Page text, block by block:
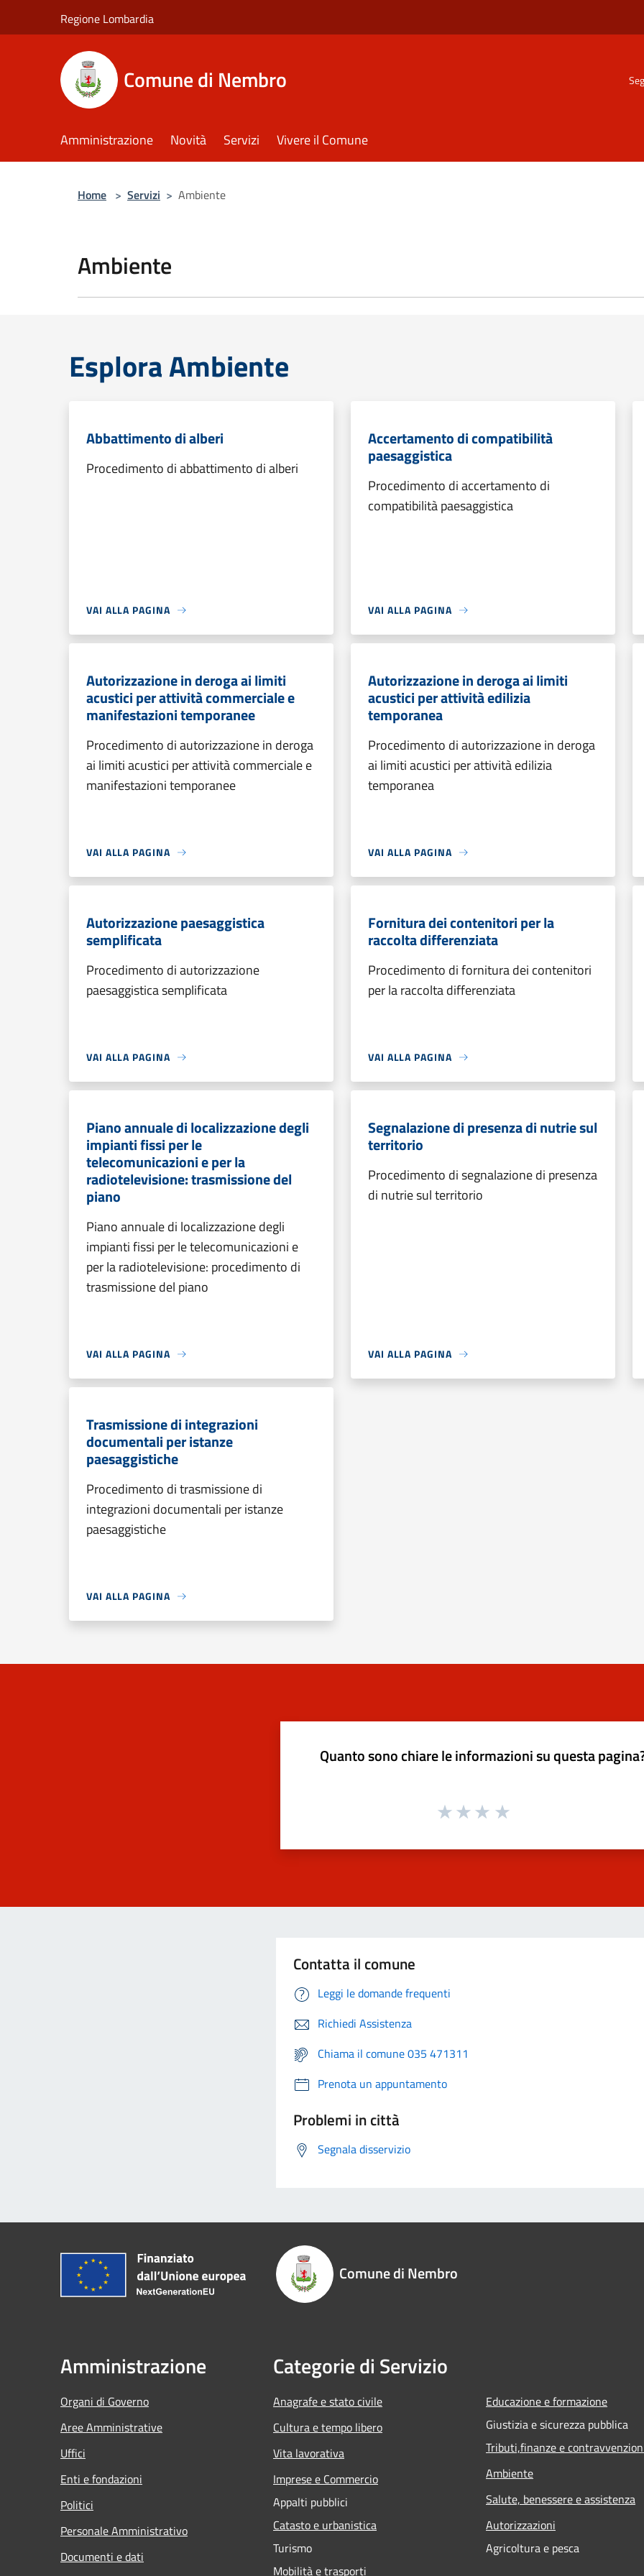
Regione Lombardia
Comune di Nembro
Amministrazione Novità Servizi Vivere il Comune
Home > Servizi > Ambiente
Ambiente
Esplora Ambiente
Abbattimento di alberi
Procedimento di abbattimento di alberi
VAI ALLA PAGINA
Accertamento di compatibilità
paesaggistica
Procedimento di accertamento di
compatibilità paesaggistica
VAI ALLA PAGINA
Autorizzazione in deroga ai limiti
acustici per attività commerciale e
manifestazioni temporanee
Procedimento di autorizzazione in deroga
ai limiti acustici per attività commerciale e
manifestazioni temporanee
VAI ALLA PAGINA
Autorizzazione in deroga ai limiti
acustici per attività edilizia
temporanea
Procedimento di autorizzazione in deroga
ai limiti acustici per attività edilizia
temporanea
VAI ALLA PAGINA
Autorizzazione paesaggistica
semplificata
Procedimento di autorizzazione
paesaggistica semplificata
VAI ALLA PAGINA
Fornitura dei contenitori per la
raccolta differenziata
Procedimento di fornitura dei contenitori
per la raccolta differenziata
VAI ALLA PAGINA
Piano annuale di localizzazione degli
impianti fissi per le
telecomunicazioni e per la
radiotelevisione: trasmissione del
piano
Piano annuale di localizzazione degli
impianti fissi per le telecomunicazioni e
per la radiotelevisione: procedimento di
trasmissione del piano
VAI ALLA PAGINA
Segnalazione di presenza di nutrie sul
territorio
Procedimento di segnalazione di presenza
di nutrie sul territorio
VAI ALLA PAGINA
Trasmissione di integrazioni
documentali per istanze
paesaggistiche
Procedimento di trasmissione di
integrazioni documentali per istanze
paesaggistiche
VAI ALLA PAGINA
Quanto sono chiare le informazioni su questa
Contatta il comune
Leggi le domande frequenti
Richiedi Assistenza
Chiama il comune 035 471311
Prenota un appuntamento
Problemi in città
Segnala disservizio
Comune di Nembro
Amministrazione
Organi di Governo
Aree Amministrative
Uffici
Enti e fondazioni
Politici
Personale Amministrativo
Documenti e dati
Categorie di Servizio
Anagrafe e stato civile
Cultura e tempo libero
Vita lavorativa
Imprese e Commercio
Appalti pubblici
Catasto e urbanistica
Turismo
Mobilità e trasporti
Educazione e formazione
Giustizia e sicurezza pubblica
Tributi,finanze e
Ambiente
Salute, benessere e assistenza
Autorizzazioni
Agricoltura e pesca